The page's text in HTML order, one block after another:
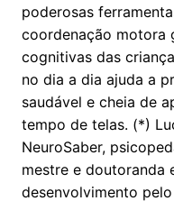
poderosas
coordenação motora
cognitivas das
no dia a dia ajuda a
saudável e cheia de
tempo de telas. (*)
NeuroSaber,
mestre e doutoranda
desenvolvimento